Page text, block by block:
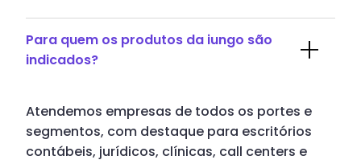
Para quem os produtos da iungo são
indicados?
Atendemos empresas de todos os portes e
segmentos, com destaque para escritórios
contábeis, jurídicos, clínicas, call centers e